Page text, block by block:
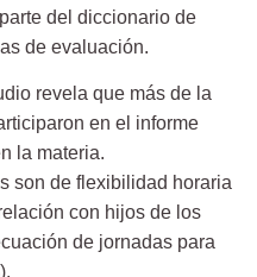
del diccionario de
de evaluación.
revela que más de la
en el informe
la materia.
son de flexibilidad horaria
con hijos de los
de jornadas para